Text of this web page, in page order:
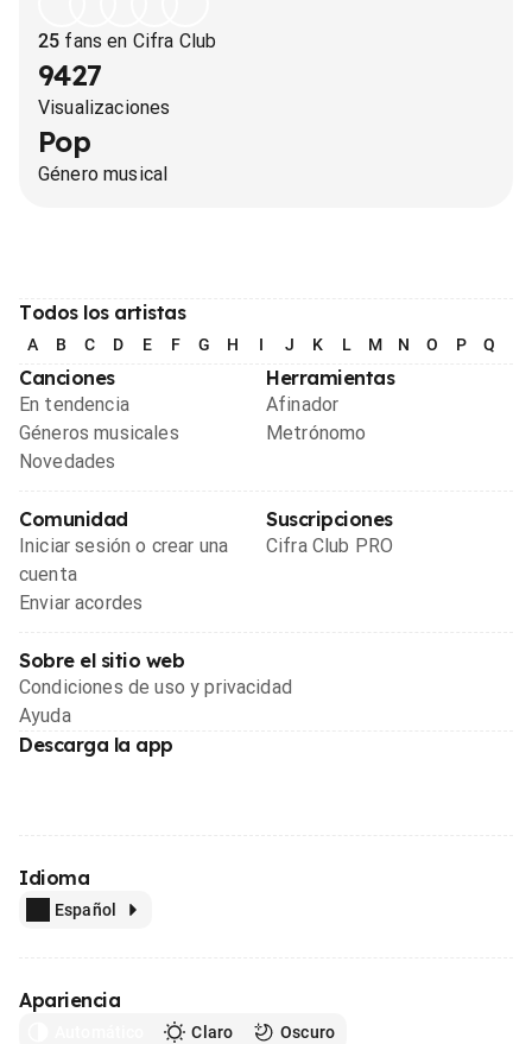
25 fans en Cifra Club
9427
Visualizaciones
Pop
Género musical
Todos los artistas
A B C D E F G H I J K L M N O P Q
Canciones
En tendencia
Géneros musicales
Novedades
Herramientas
Afinador
Metrónomo
Comunidad
Iniciar sesión o crear una
cuenta
Enviar acordes
Suscripciones
Cifra Club PRO
Sobre el sitio web
Condiciones de uso y privacidad
Ayuda
Descarga la app
Idioma
Español
Apariencia
Claro Oscuro